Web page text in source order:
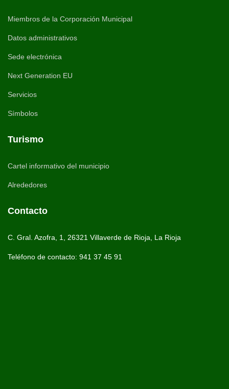
Miembros de la Corporación Municipal
Datos administrativos
Sede electrónica
Next Generation EU
Servicios
Símbolos
Turismo
Cartel informativo del municipio
Alrededores
Contacto
C. Gral. Azofra, 1, 26321 Villaverde de Rioja, La Rioja
Teléfono de contacto: 941 37 45 91